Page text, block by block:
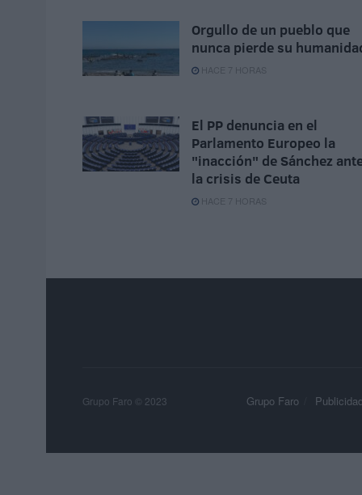
Orgullo de un pueblo que
nunca pierde su
HACE 7 HORAS
El PP denuncia en el
Parlamento Europeo la
"inacción" de Sánchez
la crisis de Ceuta
HACE 7 HORAS
Grupo Faro Publicidad
Grupo Faro © 2023